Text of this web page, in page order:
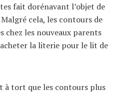
fait dorénavant l’objet de
cela, les contours de
chez les nouveaux parents
la literie pour le lit de
à tort que les contours plus